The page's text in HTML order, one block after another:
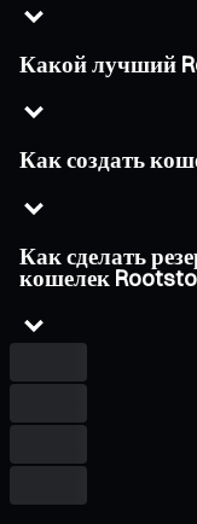
Какой лучший
Как создать
Как сделать
кошелек